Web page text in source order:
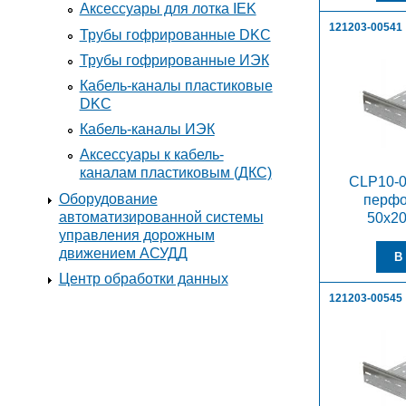
Аксессуары для лотка IEK
Трубы гофрированные DKC
Трубы гофрированные ИЭК
Кабель-каналы пластиковые
DKC
Кабель-каналы ИЭК
Аксессуары к кабель-
каналам пластиковым (ДКС)
Оборудование
автоматизированной системы
управления дорожным
движением АСУДД
Центр обработки данных
121203-00541
CLP10-
121203-00545